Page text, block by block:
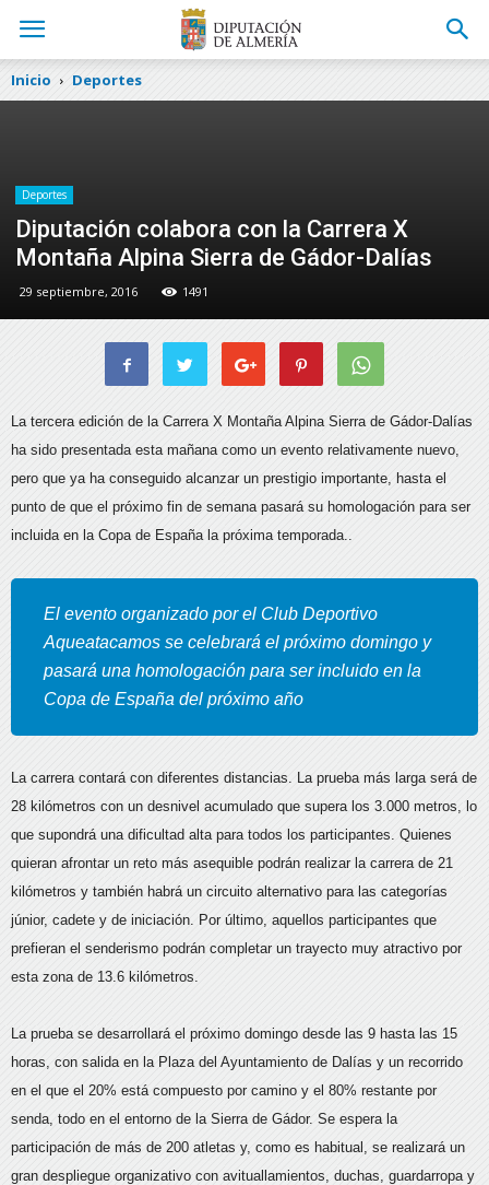
Inicio Deportes
Deportes
Diputación colabora con la Carrera X
Montaña Alpina Sierra de Gádor-Dalías
29 septiembre, 2016 1491
La tercera edición de la Carrera X Montaña Alpina Sierra de Gádor-Dalías
ha sido presentada esta mañana como un evento relativamente nuevo,
pero que ya ha conseguido alcanzar un prestigio importante, hasta el
punto de que el próximo fin de semana pasará su homologación para ser
incluida en la Copa de España la próxima temporada..
El evento organizado por el Club Deportivo
Aqueatacamos se celebrará el próximo domingo y
pasará una homologación para ser incluido en la
Copa de España del próximo año
La carrera contará con diferentes distancias. La prueba más larga será de
28 kilómetros con un desnivel acumulado que supera los 3.000 metros, lo
que supondrá una dificultad alta para todos los participantes. Quienes
quieran afrontar un reto más asequible podrán realizar la carrera de 21
kilómetros y también habrá un circuito alternativo para las categorías
júnior, cadete y de iniciación. Por último, aquellos participantes que
prefieran el senderismo podrán completar un trayecto muy atractivo por
esta zona de 13.6 kilómetros.
La prueba se desarrollará el próximo domingo desde las 9 hasta las 15
horas, con salida en la Plaza del Ayuntamiento de Dalías y un recorrido
en el que el 20% está compuesto por camino y el 80% restante por
senda, todo en el entorno de la Sierra de Gádor. Se espera la
participación de más de 200 atletas y, como es habitual, se realizará un
gran despliegue organizativo con avituallamientos, duchas, guardarropa y